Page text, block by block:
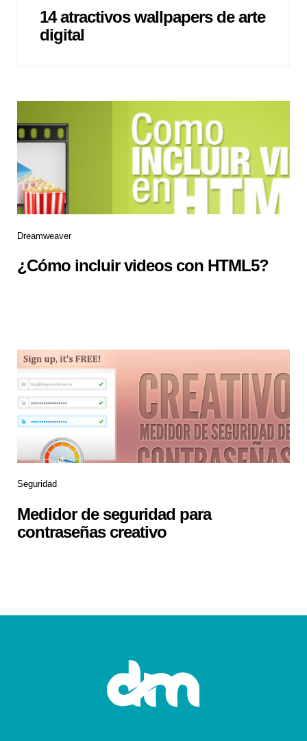
14 atractivos wallpapers de arte
digital
Dreamweaver
¿Cómo incluir videos con HTML5?
Seguridad
Medidor de seguridad para
contraseñas creativo